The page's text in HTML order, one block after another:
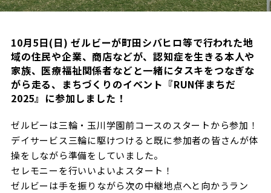
ホームタウン活動
アカデミー
スクール
その他
️スタジアムを知る
スタジアムアクセス
スタジアムマップ
観戦方法を知る
スタジアム観戦ガイド
観戦マナー＆ルール
ファンになるトップ
ファンクラブ
クラブゼルビスタへの入会
シーズンシート
トレーニングの見学・ファンサービス
ボランティア
ＦＣ町田ゼルビアカレンダー
グッズを買うトップ
オンラインストア
ホームタウン
ホームタウントップ
ゼルビアアシスト募集
ゼルビアアシスト協賛企業一覧
ゼルナビ
パートナートップ
パートナー企業一覧
10月5日(日) ゼルビーが町田シバヒロ等で行われた地
域の住民や企業、商店などが、認知症を生きる本人や
家族、医療福祉関係者などと一緒にタスキをつなぎな
がら走る、まちづくりのイベント『RUN伴まちだ
2025』に参加しました！
ゼルビーは三輪・玉川学園前コースのスタートから参加！
デイサービス三輪に駆けつけると既に参加者の皆さんが体
操をしながら準備をしていました。
セレモニーを行いいよいよスタート！
ゼルビーは手を振りながら次の中継地点へと向かうラン